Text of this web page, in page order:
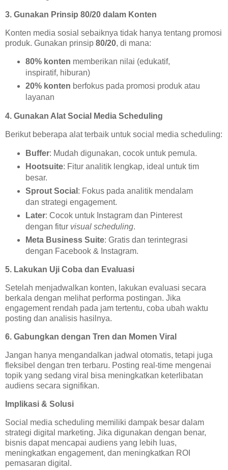
3. Gunakan Prinsip 80/20 dalam Konten
Konten media sosial sebaiknya tidak hanya tentang promosi
produk. Gunakan prinsip 80/20, di mana:
80% konten memberikan nilai (edukatif,
inspiratif, hiburan)
20% konten berfokus pada promosi produk atau
layanan
4. Gunakan Alat Social Media Scheduling
Berikut beberapa alat terbaik untuk social media scheduling:
Buffer: Mudah digunakan, cocok untuk pemula.
Hootsuite: Fitur analitik lengkap, ideal untuk tim
besar.
Sprout Social : Fokus pada analitik mendalam
dan strategi engagement.
Later: Cocok untuk Instagram dan Pinterest
dengan fitur visual scheduling.
Meta Business Suite: Gratis dan terintegrasi
dengan Facebook & Instagram.
5. Lakukan Uji Coba dan Evaluasi
Setelah menjadwalkan konten, lakukan evaluasi secara
berkala dengan melihat performa postingan. Jika
engagement rendah pada jam tertentu, coba ubah waktu
posting dan analisis hasilnya.
6. Gabungkan dengan Tren dan Momen Viral
Jangan hanya mengandalkan jadwal otomatis, tetapi juga
fleksibel dengan tren terbaru. Posting real-time mengenai
topik yang sedang viral bisa meningkatkan keterlibatan
audiens secara signifikan.
Implikasi & Solusi
Social media scheduling memiliki dampak besar dalam
strategi digital marketing. Jika digunakan dengan benar,
bisnis dapat mencapai audiens yang lebih luas,
meningkatkan engagement, dan meningkatkan ROI
pemasaran digital.